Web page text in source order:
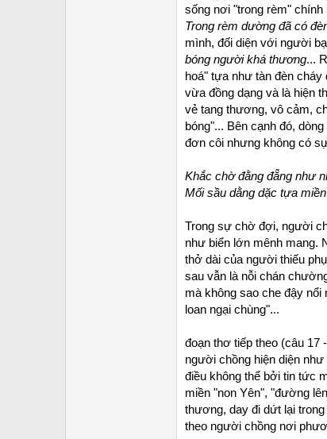
sống nơi "trong rèm"
Trong rèm dường đã có
mình, đối diện với người
bóng người khá thương...
hoá" tựa như tàn đèn
vừa đồng dạng và là hiện
vẻ tang thương, vô cảm,
bóng"... Bên cạnh đó,
đơn côi nhưng không có
Khắc chờ đằng đẵng như
Mối sầu dằng dặc tựa
Trong sự chờ đợi, người
như biển lớn mênh mang.
thở dài của người thiếu
sau vẫn là nỗi chán
mà không sao che đậy
loan ngại chùng"...
đoạn thơ tiếp theo (câu 17
người chồng hiện diện
điều không thể bởi tin tức
miền "non Yên", "đường
thương, day đi dứt lại
theo người chồng nơi